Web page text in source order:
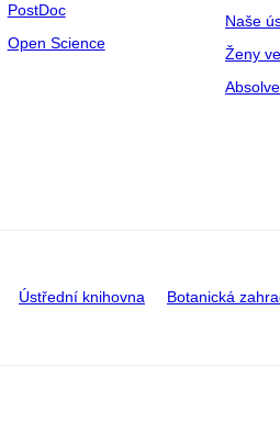
PostDoc
Open Science
Naše
Ženy
Ústřední knihovna Botanická